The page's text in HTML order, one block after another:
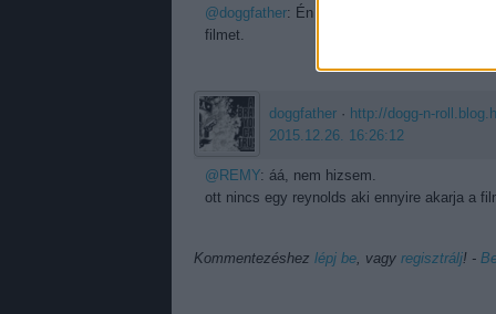
@doggfather: Én is, mert utána látnék esélyt
filmet.
doggfather · http://dogg-n-
2015.12.26. 16:26:12
@REMY: áá, nem hizsem.
ott nincs egy reynolds aki ennyire akarja a
Kommentezéshez lépj be, vagy regisztrálj! ‐